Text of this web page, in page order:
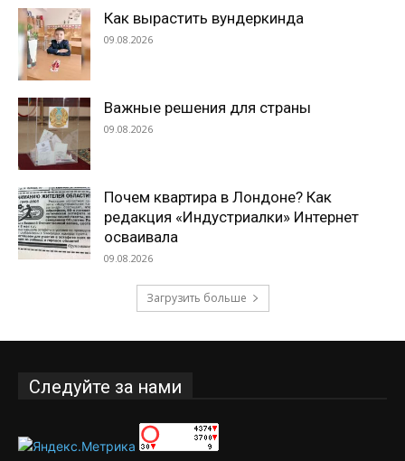
Как вырастить вундеркинда
09.08.2026
Важные решения для страны
09.08.2026
Почем квартира в Лондоне? Как
редакция «Индустриалки» Интернет
осваивала
09.08.2026
Загрузить больше
Следуйте за нами